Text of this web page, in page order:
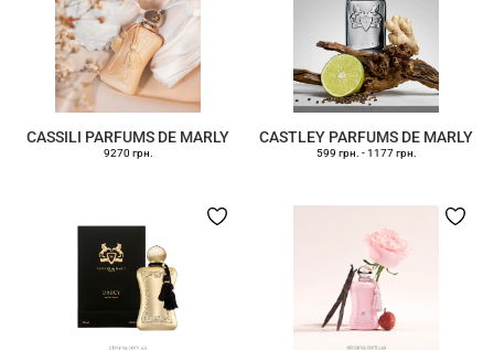
CASSILI PARFUMS DE MARLY
9270 грн.
CASTLEY PARFUMS DE MARLY
599 грн. -1177 грн.